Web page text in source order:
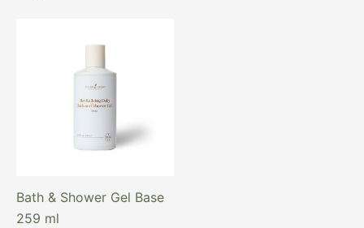
Bath & Shower Gel Base
259 ml